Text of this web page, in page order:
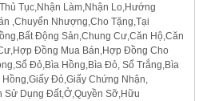
Tục,Nhận Làm,Nhận Lo,Hướng
,Chuyển Nhượng,Cho Tặng,Tại
Động Sản,Chung Cư,Căn Hộ,Căn
Đồng Mua Bán,Hợp Đồng Cho
Đỏ,Bìa Hồng,Bìa Đỏ, Sổ Trắng,Bìa
Hồng,Giấy Đỏ,Giấy Chứng Nhận,
Sử Dụng Đất,Ở,Quyền Sỡ,Hữu